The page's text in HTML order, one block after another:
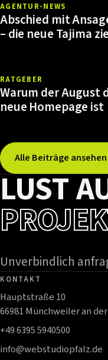
AGENTUR-NEWS
Abschied mit
– die neue Tajima
RATGEBER
Warum der August
neue Homepage ist
Alle Beiträge
LUST
Unverbindlich
KONTAKT
Hauptstraße 10
66981 Münchweiler an
+49 6395 5940500
info@webstudiopfalz.de